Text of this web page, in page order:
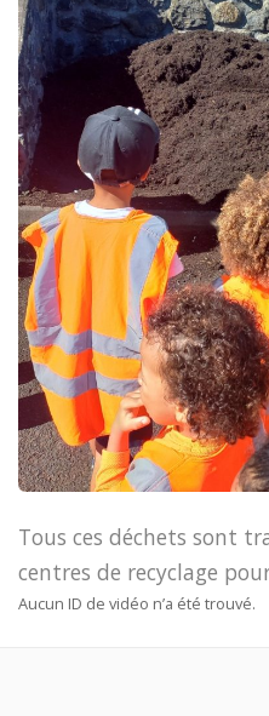
Tous ces déchets sont
centres de recyclage
Aucun ID de vidéo n’a été trouvé.